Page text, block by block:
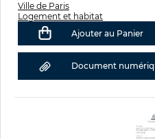
Ville de Paris
Logement et habitat
Ajouter au Panier
Document